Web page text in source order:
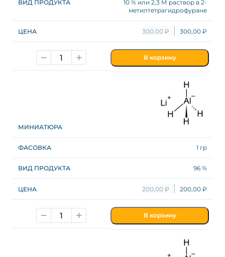
10 % или 2,3 М раствор в 2-
метилтетрагидрофуране
300,00 ₽ 300,00 ₽
В корзину
1 гр
96 %
200,00 ₽ 200,00 ₽
В корзину